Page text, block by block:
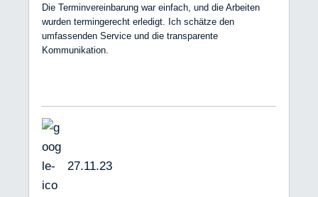
Die Terminvereinbarung war einfach, und die Arbeiten
wurden termingerecht erledigt. Ich schätze den
umfassenden Service und die transparente
Kommunikation.
27.11.23